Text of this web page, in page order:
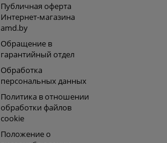
Публичная оферта
Интернет-магазина
amd.by
Обращение в
гарантийный отдел
Обработка
персональных данных
Политика в отношении
обработки файлов
cookie
Положение о